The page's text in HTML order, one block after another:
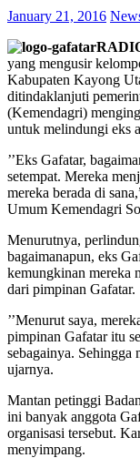
January 21, 2016
yang mengusir
Kabupaten Kayong
ditindaklanjuti
(Kemendagri)
untuk melindungi eks
’’Eks Gafatar,
setempat. Mereka
mereka berada di
Umum Kemendagri
Menurutnya,
bagaimanapun, eks
kemungkinan mereka
dari pimpinan Gafatar.
’’Menurut saya,
pimpinan Gafatar itu
sebagainya. Sehingga
ujarnya.
Mantan petinggi
ini banyak anggota
organisasi tersebut.
menyimpang.